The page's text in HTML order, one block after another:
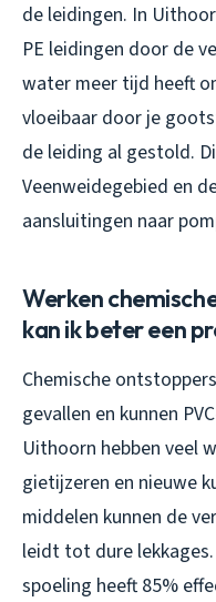
de leidingen. In
PE leidingen door de
water meer tijd heeft
vloeibaar door je
de leiding al gestold.
Veenweidegebied en
aansluitingen naar
Werken
kan ik beter een
Chemische
gevallen en kunnen
Uithoorn hebben veel
gietijzeren en nieuwe
middelen kunnen de
leidt tot dure
spoeling heeft 85%